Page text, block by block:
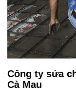
Công ty sửa
Cà Mau